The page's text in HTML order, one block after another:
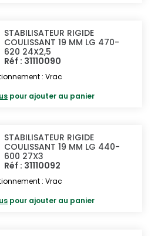
STABILISATEUR RIGIDE
COULISSANT 19 MM LG 470-
620 24X2,5
Réf : 31110090
: Vrac
pour ajouter au panier
STABILISATEUR RIGIDE
COULISSANT 19 MM LG 440-
600 27X3
Réf : 31110092
: Vrac
pour ajouter au panier